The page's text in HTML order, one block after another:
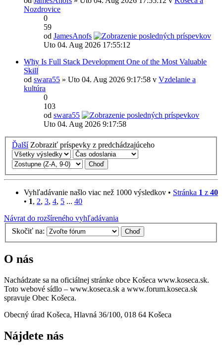
Nozdrovice
0
59
od JamesAnofs
Uto 04. Aug 2026 17:55:12
Why Is Full Stack Development One of the Most Valuable
Skill
od swara55 » Uto 04. Aug 2026 9:17:58 v Vzdelanie a
kultúra
0
103
od swara55
Uto 04. Aug 2026 9:17:58
Ďalší Zobraziť príspevky z predchádzajúceho
Vyhľadávanie našlo viac než 1000 výsledkov • Stránka 1 z 40
• 1, 2, 3, 4, 5 ... 40
Návrat do rozšíreného vyhľadávania
Skočiť na:
O nás
Nachádzate sa na oficiálnej stránke obce Košeca www.koseca.sk.
Toto webové sídlo – www.koseca.sk a www.forum.koseca.sk
spravuje Obec Košeca.
Obecný úrad Košeca, Hlavná 36/100, 018 64 Košeca
Nájdete nás